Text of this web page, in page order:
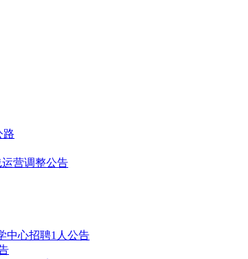
路
运营调整公告
中心招聘1人公告